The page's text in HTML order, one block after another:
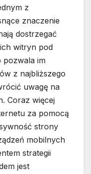
z
znaczenie
dostrzegać
witryn pod
pozwala im
z najbliższego
uwagę na
Coraz więcej
za pomocą
strony
mobilnych
strategii
jest